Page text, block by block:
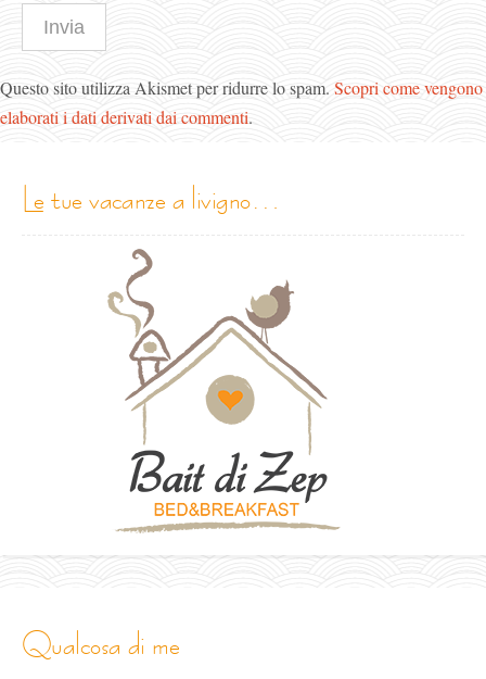
Questo sito utilizza Akismet per ridurre lo spam. Scopri come vengono
elaborati i dati derivati dai commenti.
le tue vacanze a livigno…
qualcosa di me